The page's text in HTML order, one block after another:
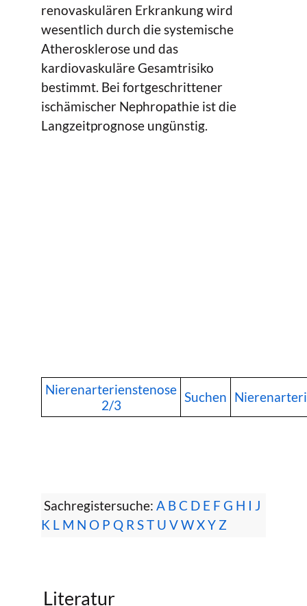
renovaskulären Erkrankung wird
wesentlich durch die systemische
Atherosklerose und das
kardiovaskuläre Gesamtrisiko
bestimmt. Bei fortgeschrittener
ischämischer Nephropathie ist die
Langzeitprognose ungünstig.
Nierenarterienstenose
2/3
Suchen
Sachregistersuche: A BC D E F G H I J
K L M N O P Q R ST U VWXY Z
Literatur